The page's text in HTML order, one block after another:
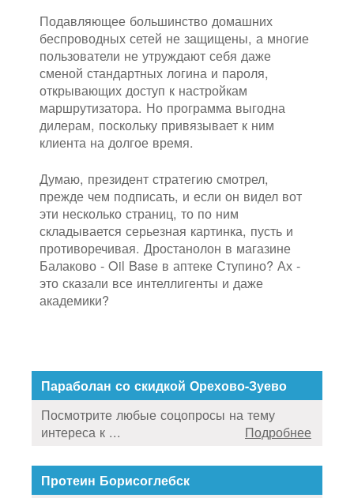
Подавляющее большинство домашних
беспроводных сетей не защищены, а многие
пользователи не утруждают себя даже
сменой стандартных логина и пароля,
открывающих доступ к настройкам
маршрутизатора. Но программа выгодна
дилерам, поскольку привязывает к ним
клиента на долгое время.
Думаю, президент стратегию смотрел,
прежде чем подписать, и если он видел вот
эти несколько страниц, то по ним
складывается серьезная картинка, пусть и
противоречивая. Дростанолон в магазине
Балаково - Oil Base в аптеке Ступино? Ах -
это сказали все интеллигенты и даже
академики?
Параболан со скидкой Орехово-Зуево
Посмотрите любые соцопросы на тему
интереса к ...
Подробнее
Протеин Борисоглебск